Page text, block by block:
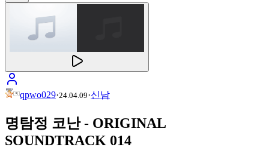
qpwo029·24.04.09·신남
명탐정 코난 - ORIGINAL
SOUNDTRACK 014